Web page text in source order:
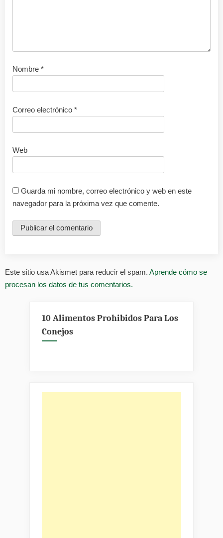
Nombre *
Correo electrónico *
Web
Guarda mi nombre, correo electrónico y web en este
navegador para la próxima vez que comente.
Este sitio usa Akismet para reducir el spam. Aprende cómo se
procesan los datos de tus comentarios.
10 Alimentos Prohibidos Para Los
Conejos